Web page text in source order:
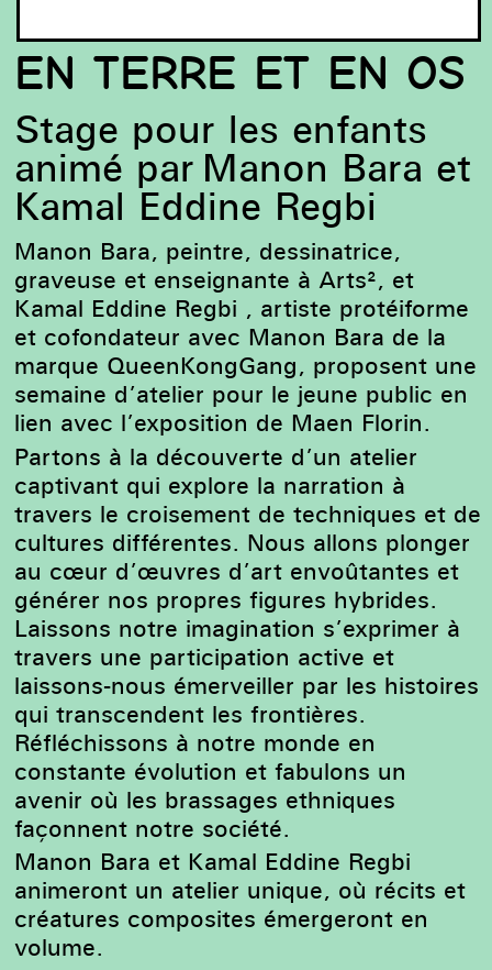
EN TERRE ET EN OS
Stage pour les enfants
animé par Manon Bara et
Kamal Eddine Regbi
Manon Bara, peintre, dessinatrice,
graveuse et enseignante à Arts², et
Kamal Eddine Regbi , artiste protéiforme
et cofondateur avec Manon Bara de la
marque QueenKongGang, proposent une
semaine d’atelier pour le jeune public en
lien avec l’exposition de Maen Florin.
Partons à la découverte d’un atelier
captivant qui explore la narration à
travers le croisement de techniques et de
cultures différentes. Nous allons plonger
au cœur d’œuvres d’art envoûtantes et
générer nos propres figures hybrides.
Laissons notre imagination s’exprimer à
travers une participation active et
laissons-nous émerveiller par les histoires
qui transcendent les frontières.
Réfléchissons à notre monde en
constante évolution et fabulons un
avenir où les brassages ethniques
façonnent notre société.
Manon Bara et Kamal Eddine Regbi
animeront un atelier unique, où récits et
créatures composites émergeront en
volume.